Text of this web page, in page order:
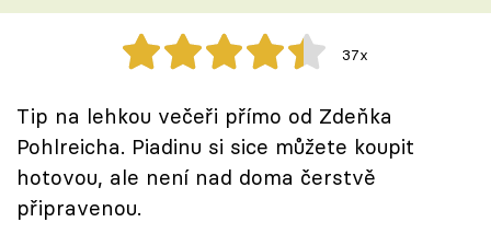
Speciál: Cuketa
Těhotnej kuchař
Sledujte prima+
Přihlášení
37x
Tip na lehkou večeři přímo od Zdeňka
Pohlreicha. Piadinu si sice můžete koupit
hotovou, ale není nad doma čerstvě
připravenou.